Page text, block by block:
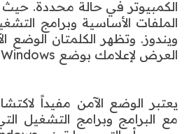
الملفات الأساسية وبرامج
ويندوز. وتظهر الكلمتان الوضع
العرض لإعلامك بوضع Windows الذي يتم استخدامه.
يعتبر الوضع الآمن مفيداً
مع البرامج وبرامج التشغيل